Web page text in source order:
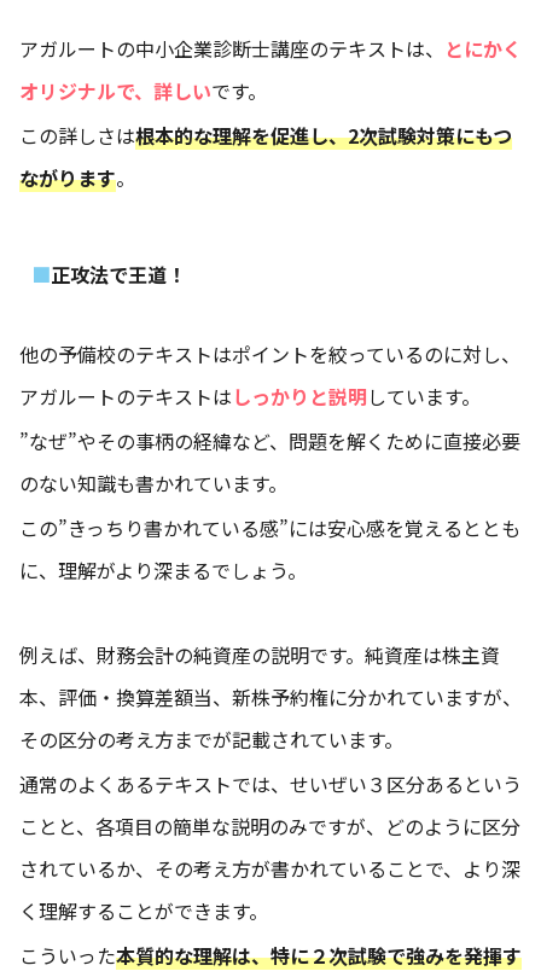
アガルートの中小企業診断士講座のテキストは、 とにかく
オリジナルで、詳しいです。
この詳しさは根本的な理解を促進し、2次試験対策にもつ
ながります。
正攻法で王道！
他の予備校のテキストはポイントを絞っているのに対し、
アガルートのテキストはしっかりと説明しています。
”なぜ”やその事柄の経緯など、問題を解くために直接必要
のない知識も書かれています。
この”きっちり書かれている感”には安心感を覚えるととも
に、理解がより深まるでしょう。
例えば、財務会計の純資産の説明です。純資産は株主資
本、評価・換算差額当、新株予約権に分かれていますが、
その区分の考え方までが記載されています。
通常のよくあるテキストでは、せいぜい３区分あるという
ことと、各項目の簡単な説明のみですが、どのように区分
されているか、その考え方が書かれていることで、より深
く理解することができます。
こういった本質的な理解は、特に２次試験で強みを発揮す